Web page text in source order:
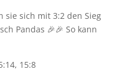
sie sich mit 3:2 den Sieg
Pandas 🎉🎉 So kann
15:8